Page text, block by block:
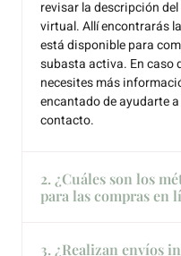
revisar la descripción
virtual. Allí encontrarás
está disponible para
subasta activa. En caso
necesites más
encantado de ayudarte
contacto.
2. ¿Cuáles son los
para las compras en
3. ¿Realizan envíos